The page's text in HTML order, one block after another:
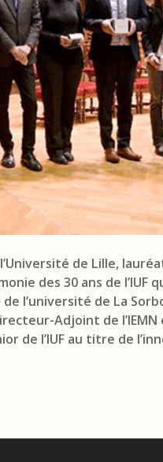
de Lille,
des 30 ans de l’IUF
l’université de La
Adjoint de
de l’IUF au titre de